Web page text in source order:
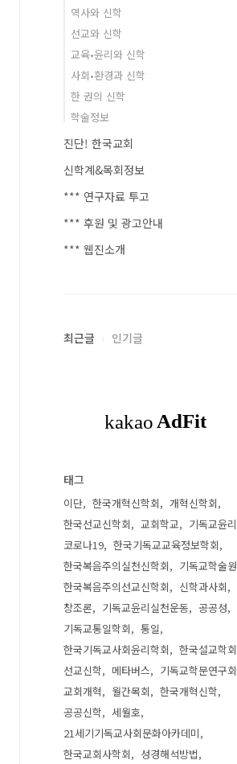
역사와 신학
선교와 신학
교육•윤리와 신학
사회•환경과 신학
한 권의 신학
학술정보
진단! 한국교회
신학계&목회정보
*** 연구자료 투고
*** 후원 및 광고안내
*** 웹진소개
최근글 인기글
태그
이단 한국개혁신학회
개혁신학회
한국선교신학회
교회학교
기독교윤리
코로나19
한국기독교교육정보학회
한국복음주의실천신학회
기독교학술원
한국복음주의선교신학회
신학과사회
창조론
기독교윤리실천운동
공공성
기독교통일학회
통일
한국기독교사회윤리학회
한국설교학회
선교신학
메타버스
기독교학문연구회
교회개혁
월간목회
한국개혁신학
공공신학
세월호
21세기기독교사회문화아카데미
한국교회사학회
성경해석방법